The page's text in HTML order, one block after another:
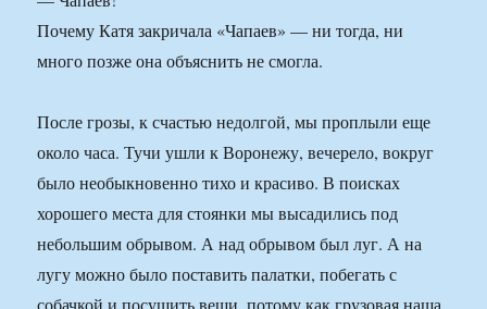
Почему Катя закричала «Чапаев» — ни тогда, ни
много позже она объяснить не смогла.
После грозы, к счастью недолгой, мы проплыли еще
около часа. Тучи ушли к Воронежу, вечерело, вокруг
было необыкновенно тихо и красиво. В поисках
хорошего места для стоянки мы высадились под
небольшим обрывом. А над обрывом был луг. А на
лугу можно было поставить палатки, побегать с